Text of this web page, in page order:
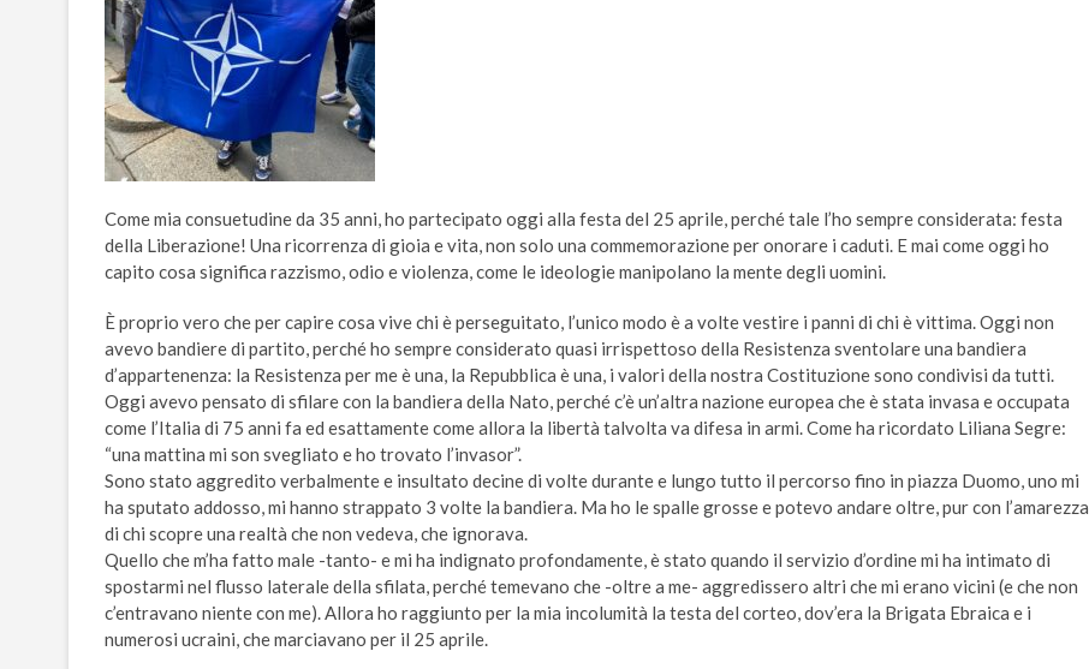
Come mia consuetudine da 35 anni, ho partecipato oggi alla festa del 25 aprile, perché tale l’ho sempre considerata: festa
della Liberazione! Una ricorrenza di gioia e vita, non solo una commemorazione per onorare i caduti. E mai come oggi ho
capito cosa significa razzismo, odio e violenza, come le ideologie manipolano la mente degli uomini.
È proprio vero che per capire cosa vive chi è perseguitato, l’unico modo è a volte vestire i panni di chi è vittima. Oggi non
avevo bandiere di partito, perché ho sempre considerato quasi irrispettoso della Resistenza sventolare una bandiera
d’appartenenza: la Resistenza per me è una, la Repubblica è una, i valori della nostra Costituzione sono condivisi da tutti.
Oggi avevo pensato di sfilare con la bandiera della Nato, perché c’è un’altra nazione europea che è stata invasa e occupata
come l’Italia di 75 anni fa ed esattamente come allora la libertà talvolta va difesa in armi. Come ha ricordato Liliana Segre:
“una mattina mi son svegliato e ho trovato l’invasor”.
Sono stato aggredito verbalmente e insultato decine di volte durante e lungo tutto il percorso fino in piazza Duomo, uno mi
ha sputato addosso, mi hanno strappato 3 volte la bandiera. Ma ho le spalle grosse e potevo andare oltre, pur con l’amarezza
di chi scopre una realtà che non vedeva, che ignorava.
Quello che m’ha fatto male -tanto- e mi ha indignato profondamente, è stato quando il servizio d’ordine mi ha intimato di
spostarmi nel flusso laterale della sfilata, perché temevano che -oltre a me- aggredissero altri che mi erano vicini (e che non
c’entravano niente con me). Allora ho raggiunto per la mia incolumità la testa del corteo, dov’era la Brigata Ebraica e i
numerosi ucraini, che marciavano per il 25 aprile.